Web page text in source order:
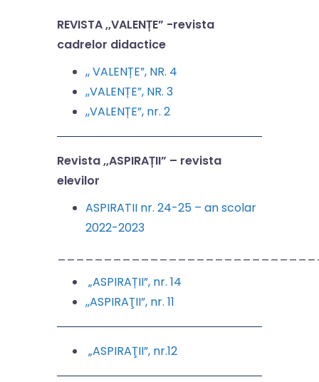
REVISTA ,,VALENȚE” -revista
cadrelor didactice
,, VALENȚE”, NR. 4
,,VALENȚE”, NR. 3
,,VALENȚE”, nr. 2
Revista ,,ASPIRAȚII” – revista
elevilor
ASPIRATII nr. 24-25 – an scolar
2022-2023
„ASPIRAȚII”, nr. 14
,,ASPIRAŢII”, nr. 11
„ASPIRAŢII”, nr.12